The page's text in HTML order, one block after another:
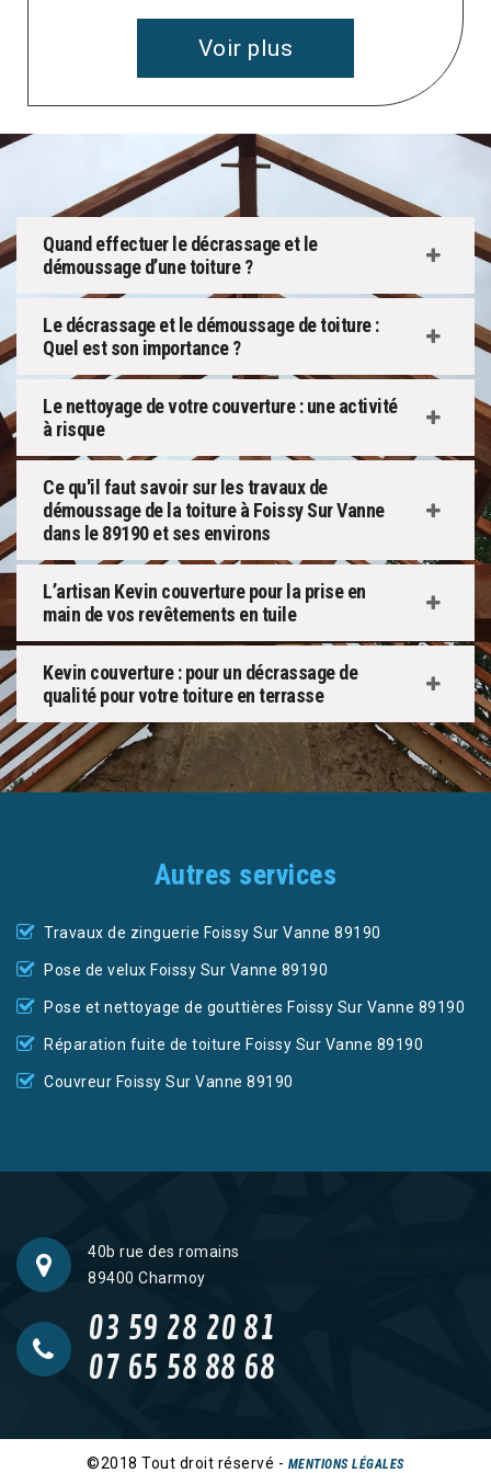
Voir plus
Quand effectuer le décrassage et le
démoussage d’une toiture ?
Le décrassage et le démoussage de toiture :
Quel est son importance ?
Le nettoyage de votre couverture : une activité
à risque
Ce qu'il faut savoir sur les travaux de
démoussage de la toiture à Foissy Sur Vanne
dans le 89190 et ses environs
L’artisan Kevin couverture pour la prise en
main de vos revêtements en tuile
Kevin couverture : pour un décrassage de
qualité pour votre toiture en terrasse
Autres services
Travaux de zinguerie Foissy Sur Vanne 89190
Pose de velux Foissy Sur Vanne 89190
Pose et nettoyage de gouttières Foissy Sur Vanne 89190
Réparation fuite de toiture Foissy Sur Vanne 89190
Couvreur Foissy Sur Vanne 89190
40b rue des romains
89400 Charmoy
03 59 28 20 81
07 65 58 88 68
©2018 Tout droit réservé - MENTIONS LÉGALES